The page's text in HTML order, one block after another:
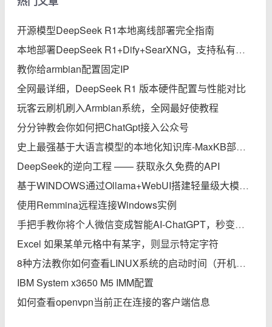
开源模型DeepSeek R1本地离线部署完全指南
本地部署DeepSeek R1+Dify+SearXNG，支持私有知识库、智能体、联网搜索的保姆级教程
教你给armbian配置固定IP
全网最详细，DeepSeek R1 版本硬件配置与性能对比
玩客云刷机刷入Armbian系统，全网最好使教程
分分钟教会你如何把ChatGpt接入公众号
史上最强基于大语言模型的本地化知识库-MaxKB部署实践完全指南
DeepSeek的逆向工程 —— 获取永久免费的API
基于WINDOWS通过Ollama+WebUI搭建轻量级大模型本地知识库
使用Remmina远程连接Windows实例
手把手教你将个人微信变成智能AI-ChatGPT，秒变专家
Excel 如果某单元格中有某字，则显示特定字符
8种方法教你如何查看LINUX系统的启动时间（开机后的运行时间）
IBM System x3650 M5 IMM配置
如何查看openvpn当前正在连接的客户端信息